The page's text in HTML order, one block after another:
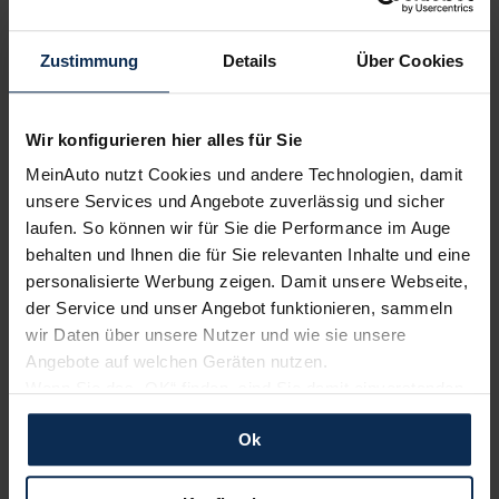
Zustimmung Details Über Cookies
Wir konfigurieren hier alles für Sie
MeinAuto nutzt Cookies und andere Technologien, damit
unsere Services und Angebote zuverlässig und sicher
laufen. So können wir für Sie die Performance im Auge
behalten und Ihnen die für Sie relevanten Inhalte und eine
personalisierte Werbung zeigen. Damit unsere Webseite,
der Service und unser Angebot funktionieren, sammeln
wir Daten über unsere Nutzer und wie sie unsere
Angebote auf welchen Geräten nutzen.
und erlauben uns Cookies für unseren Service zu
verwenden und diese Daten an Dritte weiterzugeben,
etwa an unsere Marketingpartner. Falls Sie dem nicht
Ok
Cupra
Citroen Volkswagen